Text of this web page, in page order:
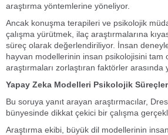
araştırma yöntemlerine yöneliyor.
Ancak konuşma terapileri ve psikolojik
çalışma yürütmek, ilaç araştırmalarına
süreç olarak değerlendiriliyor. İnsan
hayvan modellerinin insan psikolojisini tam
araştırmaları zorlaştıran faktörler arasında
Yapay Zeka Modelleri Psikolojik
Bu soruya yanıt arayan araştırmacılar,
bünyesinde dikkat çekici bir çalışma
Araştırma ekibi, büyük dil modellerinin